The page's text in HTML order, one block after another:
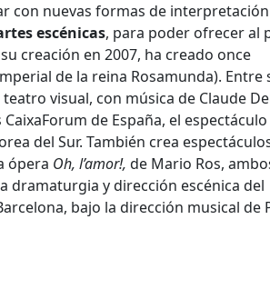
con nuevas formas de
escénicas, para poder ofrecer al
creación en 2007, ha creado once
de la reina Rosamunda). Entre
visual, con música de Claude
de España, el espectáculo
del Sur. También crea
ópera Oh, l’amor!, de Mario Ros,
dramaturgia y dirección escénica del
bajo la dirección musical de